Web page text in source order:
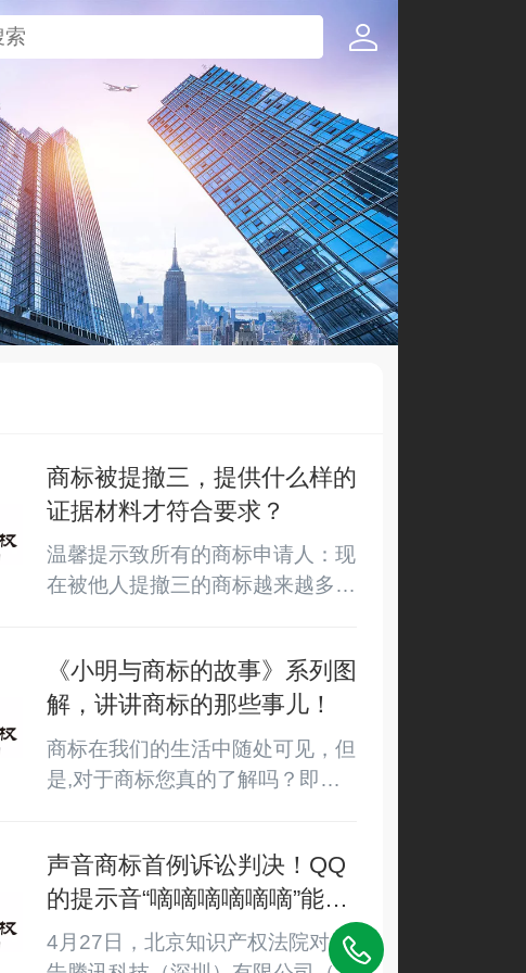
商标被提撤三，提供什么样的
证据材料才符合要求？
温馨提示致所有的商标申请人：现
在被他人提撤三的商标越来越多
《小明与商标的故事》系列图
解，讲讲商标的那些事儿！
商标在我们的生活中随处可见，但
是,对于商标您真的了解吗？即日
声音商标首例诉讼判决！QQ
的提示音“嘀嘀嘀嘀嘀嘀”能不
能申请注册为商标？
4月27日，北京知识产权法院对原